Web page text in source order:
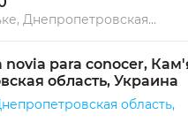
Кам'янське, Днепропетровская область, Украина
novia para conocer,
область, Украина
область,